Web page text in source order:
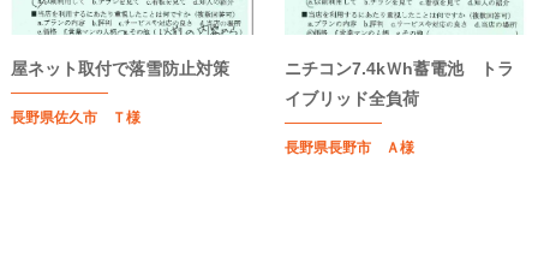
屋ネット取付で落雪防止対策
長野県佐久市 Ｔ様
ニチコン7.4kＷh蓄電池 トラ
イブリッド全負荷
長野県長野市 Ａ様